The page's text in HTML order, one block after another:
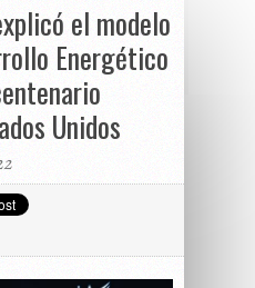
el modelo
Energético
Unidos